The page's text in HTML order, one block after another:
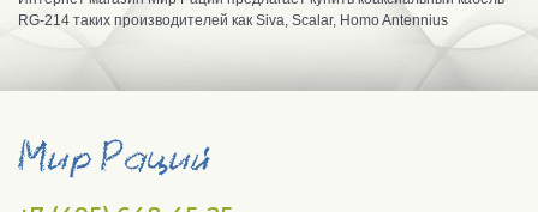
RG-214 таких производителей как Siva, Scalar, Homo Antennius